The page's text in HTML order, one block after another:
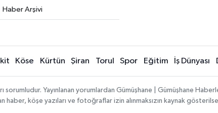
Haber Arşivi
Köse Kürtün Şiran Torul Spor Eğitim İş Dünyası
sorumludur. Yayınlanan yorumlardan Gümüşhane | Gümüşhane
haber, köşe yazıları ve fotoğraflar izin alınmaksızın kaynak